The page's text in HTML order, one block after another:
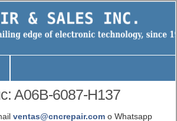
A06B-6087-H137
ventas@cncrepair.como Whatsapp